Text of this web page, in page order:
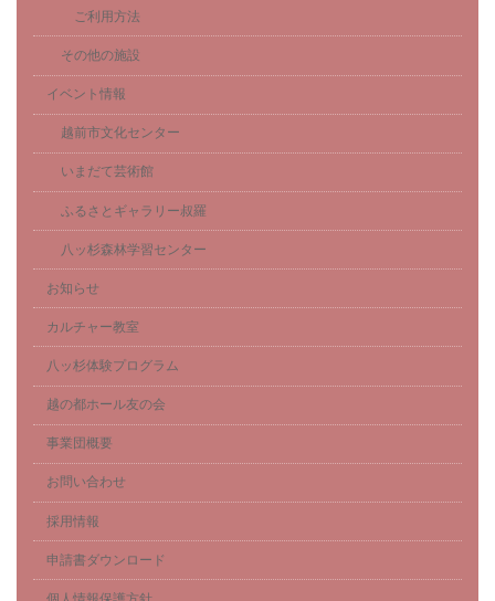
ご利用方法
その他の施設
イベント情報
越前市文化センター
いまだて芸術館
ふるさとギャラリー叔羅
八ッ杉森林学習センター
お知らせ
カルチャー教室
八ッ杉体験プログラム
越の都ホール友の会
事業団概要
お問い合わせ
採用情報
申請書ダウンロード